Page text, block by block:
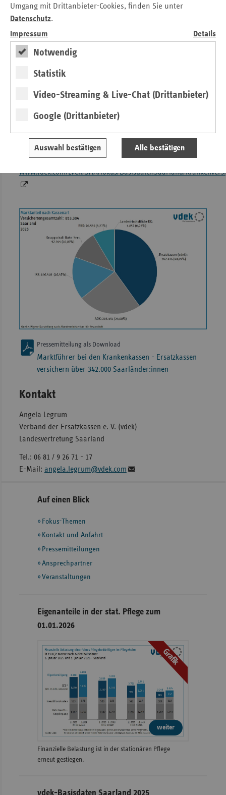
Umgang mit Drittanbieter-Cookies, finden Sie unter
Datenschutz.
Impressum
Details
Notwendig
Statistik
Video-Streaming & Live-Chat (Drittanbieter)
Google (Drittanbieter)
Auswahl bestätigen Alle bestätigen
aktiv mit. Andererseits profitieren die Versicherten der
Ersatzkassen auch von deren bundesweiter Ausrichtung.
Versorgung im Saarland genauso qualitativ hochwertig
organisiert wird wie in Bayern oder Mecklenburg-
Außerdem haben die einzelnen Ersatzkassen bundesweit
einen solidarischen Ausgleich innerhalb der
Versichertengemeinschaft.“
Aktuelle Grafiken zu Kranken- und Pflegeversicherung im
Saarland bietet der vdek in seinen Basisdaten zum
Gesundheitswesen Saarland 2023 unter
www.vdek.com/LVen/SAA/fokus/BasisdatenSaarland/
Pressemitteilung als Download
Marktführer bei den Krankenkassen - Ersatzkassen
versichern über 342.000 Saarländer:innen
Kontakt
Angela Legrum
Verband der Ersatzkassen e. V. (vdek)
Landesvertretung Saarland
Tel.: 06 81 / 9 26 71 - 17
E-Mail: angela.legrum@vdek.com
Seitennavigation
Seitenleiste
weiteren
Informationen
Auf einen Blick
Fokus-Themen
Kontakt und Anfahrt
Pressemitteilungen
Ansprechpartner
Veranstaltungen
Eigenanteile in der stat. Pflege zum
01.01.2026
Grafik
weiter
Finanzielle Belastung ist in der stationären Pflege
erneut gestiegen.
vdek-Basisdaten Saarland 2025